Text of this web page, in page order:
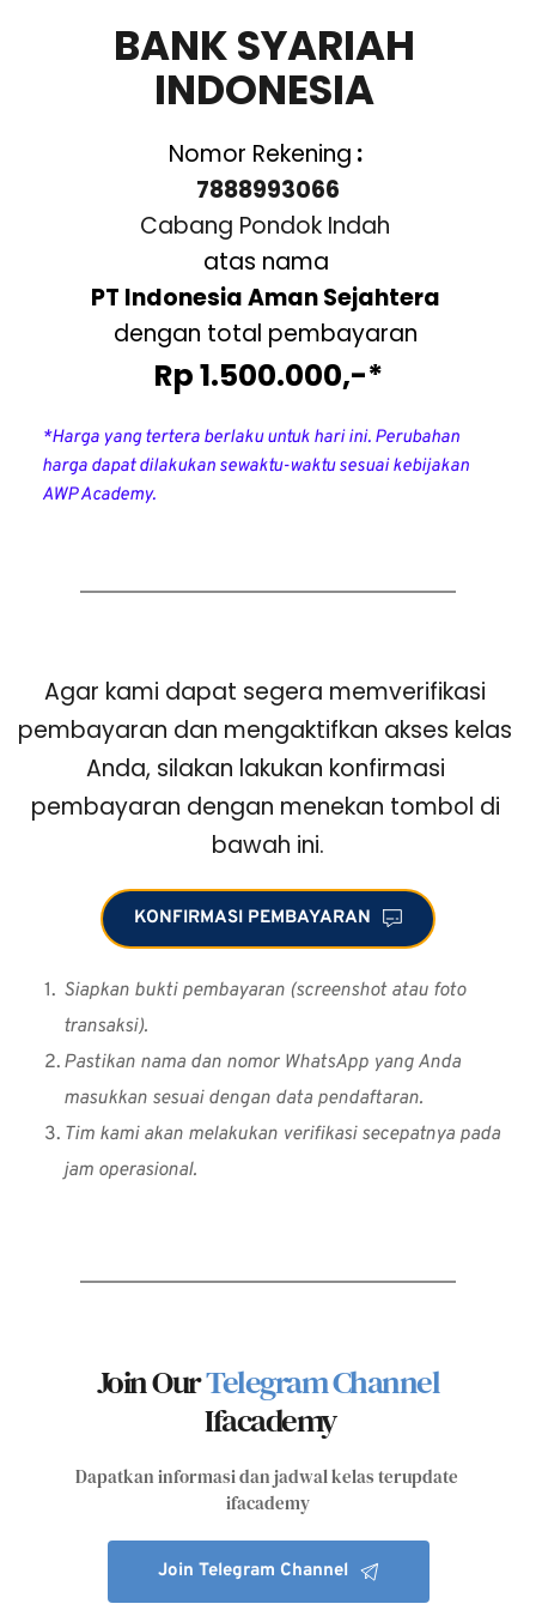
BANK SYARIAH
INDONESIA
Nomor Rekening :
7888993066
Cabang Pondok Indah
atas nama
PT Indonesia Aman Sejahtera
dengan total pembayaran
Rp 1.500.000,-*
*Harga yang tertera berlaku untuk hari ini. Perubahan
harga dapat dilakukan sewaktu-waktu sesuai kebijakan
AWP Academy.
Agar kami dapat segera memverifikasi
pembayaran dan mengaktifkan akses kelas
Anda, silakan lakukan konfirmasi
pembayaran dengan menekan tombol di
bawah ini.
KONFIRMASI PEMBAYARAN
Siapkan bukti pembayaran (screenshot atau foto
transaksi).
Pastikan nama dan nomor WhatsApp yang Anda
masukkan sesuai dengan data pendaftaran.
Tim kami akan melakukan verifikasi secepatnya pada
jam operasional.
Join Our Telegram
Channel
Ifacademy
Dapatkan informasi dan jadwal kelas terupdate
ifacademy
Join Telegram Channel